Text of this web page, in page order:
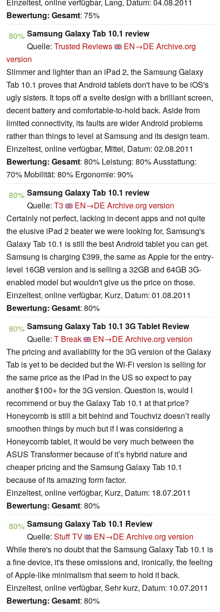
Einzeltest, online verfügbar, Lang, Datum: 04.08.2011
Bewertung: Gesamt: 75%
80% Samsung Galaxy Tab 10.1 review
Quelle: Trusted Reviews EN→DE Archive.org
version
Slimmer and lighter than an iPad 2, the Samsung Galaxy
Tab 10.1 proves that Android tablets don't have to be iOS's
ugly sisters. It tops off a svelte design with a brilliant screen,
decent battery and comfortable-to-hold back. Aside from
limited connectivity, its faults are wider Android problems
rather than things to level at Samsung and its design team.
Einzeltest, online verfügbar, Mittel, Datum: 02.08.2011
Bewertung: Gesamt: 80% Leistung: 80% Ausstattung:
70% Mobilität: 80% Ergonomie: 90%
80% Samsung Galaxy Tab 10.1 review
Quelle: T3 EN→DE Archive.org version
Certainly not perfect, lacking in decent apps and not quite
the elusive iPad 2 beater we were looking for, Samsung's
Galaxy Tab 10.1 is still the best Android tablet you can get.
Samsung is charging £399, the same as Apple for the entry-
level 16GB version and is selling a 32GB and 64GB 3G-
enabled model but wouldn't give us the price on those.
Einzeltest, online verfügbar, Kurz, Datum: 01.08.2011
Bewertung: Gesamt: 80%
80% Samsung Galaxy Tab 10.1 3G Tablet Review
Quelle: T Break EN→DE Archive.org version
The pricing and availability for the 3G version of the Galaxy
Tab is yet to be decided but the Wi-Fi version is selling for
the same price as the iPad in the US so expect to pay
another $100+ for the 3G version. Question is, would I
recommend or buy the Galaxy Tab 10.1 at that price?
Honeycomb is still a bit behind and Touchviz doesn’t really
smoothen things by much but if I was considering a
Honeycomb tablet, it would be very much between the
ASUS Transformer because of it’s hybrid nature and
cheaper pricing and the Samsung Galaxy Tab 10.1
because of its amazing form factor.
Einzeltest, online verfügbar, Kurz, Datum: 18.07.2011
Bewertung: Gesamt: 80%
80% Samsung Galaxy Tab 10.1 Review
Quelle: Stuff TV EN→DE Archive.org version
While there's no doubt that the Samsung Galaxy Tab 10.1 is
a fine device, it's these omissions and, ironically, the feeling
of Apple-like minimalism that seem to hold it back.
Einzeltest, online verfügbar, Sehr kurz, Datum: 10.07.2011
Bewertung: Gesamt: 80%